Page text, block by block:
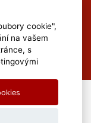
Webdesign by
cookie",
na vašem
s